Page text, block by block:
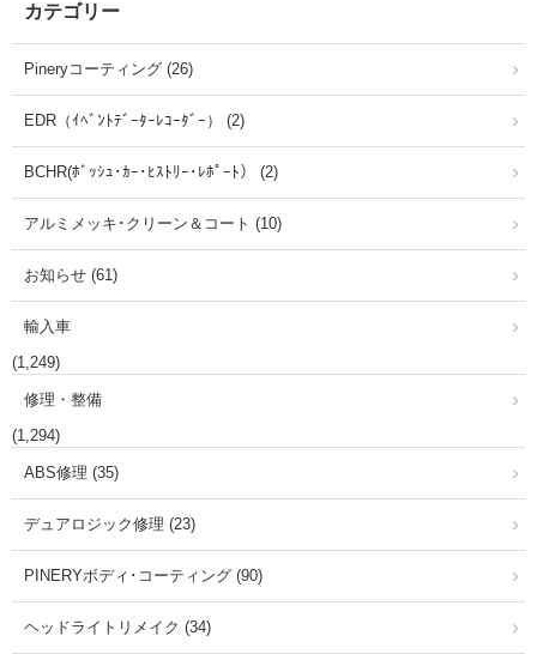
カテゴリー
Pineryコーティング (26)
EDR（ｲﾍﾞﾝﾄﾃﾞｰﾀｰﾚｺｰﾀﾞｰ） (2)
BCHR(ﾎﾞｯｼｭ･ｶｰ･ﾋｽﾄﾘｰ･ﾚﾎﾟｰﾄ） (2)
アルミメッキ･クリーン＆コート (10)
お知らせ (61)
輸入車
(1,249)
修理・整備
(1,294)
ABS修理 (35)
デュアロジック修理 (23)
PINERYボディ･コーティング (90)
ヘッドライトリメイク (34)